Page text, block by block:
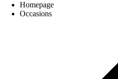
Homepage
Occasions